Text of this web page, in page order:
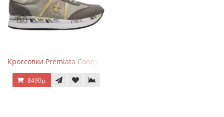
Кроссовки Premiata Conny Leather Beige
8490р.